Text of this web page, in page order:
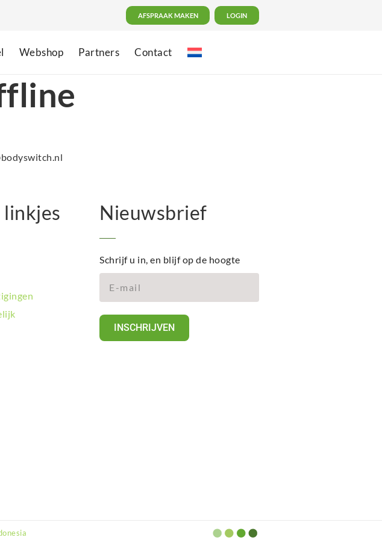
AFSPRAAK MAKEN LOGIN
Webshop Partners Contact
linkjes Nieuwsbrief
Schrijf u in, en blijf op de hoogte
INSCHRIJVEN